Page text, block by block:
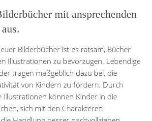
mit ansprechenden
Bilderbücher ist es ratsam, Bücher
Illustrationen zu bevorzugen. Lebendige
tragen maßgeblich dazu bei, die
von Kindern zu fördern. Durch
Illustrationen können Kinder in die
sich mit den Charakteren